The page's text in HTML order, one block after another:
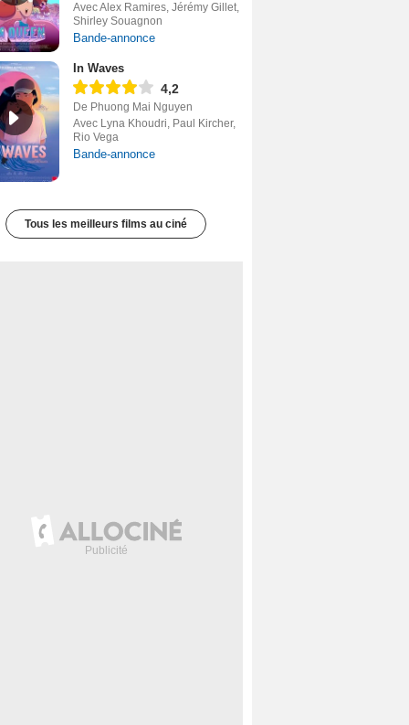
Avec Alex Ramires, Jérémy Gillet,
Shirley Souagnon
Bande-annonce
In Waves
4,2
De Phuong Mai Nguyen
Avec Lyna Khoudri, Paul Kircher,
Rio Vega
Bande-annonce
Tous les meilleurs films au ciné